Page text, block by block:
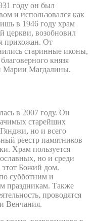
году он был
и использовался как
в 1946 году храм
церкви, возобновил
прихожан. От
старинные иконы,
князя
Марии Магдалины.
в 2007 году. Он
старейших
но и всего
реестр памятников
Храм пользуется
но и среди
Божий дом.
субботним и
праздникам. Также
проводятся
Венчания.